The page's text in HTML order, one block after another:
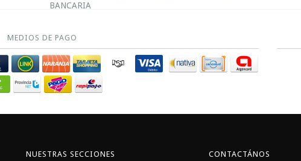
BANCARIA
MEDIOS DE PAGO
NUESTRAS SECCIONES CONTACTÁNOS